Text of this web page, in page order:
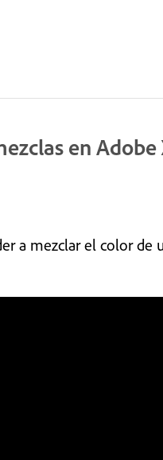
en Adobe
a mezclar el color